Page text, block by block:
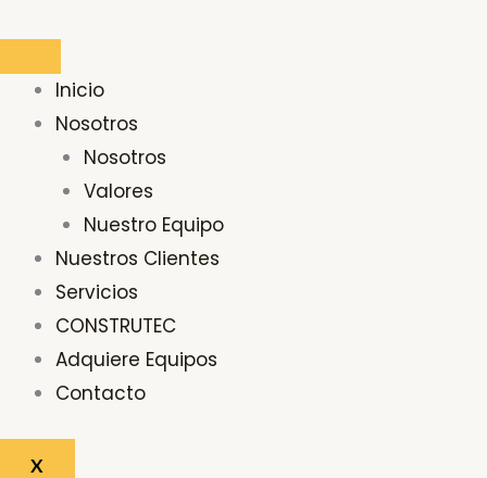
contenido
Inicio
Nosotros
Nosotros
Valores
Nuestro Equipo
Nuestros Clientes
Servicios
CONSTRUTEC
Adquiere Equipos
Contacto
X